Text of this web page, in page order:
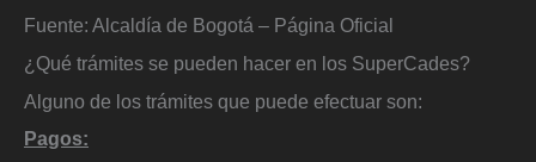
Fuente: Alcaldía de Bogotá – Página Oficial
¿Qué trámites se pueden hacer en los SuperCades?
Alguno de los trámites que puede efectuar son:
Pagos: